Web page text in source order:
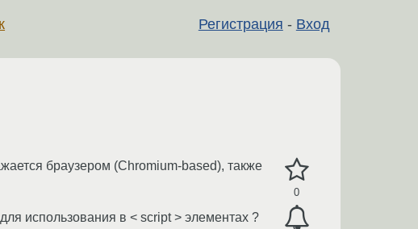
Регистрация - Вход
0
браузером (Chromium-based), также
использования в < script > элементах ?